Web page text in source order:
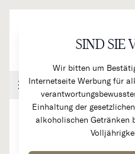
SIND SIE
Wir bitten um
Internetseite Werbung für
Einhaltung der
alkoholischen Getränken
Handel & Gastronomie